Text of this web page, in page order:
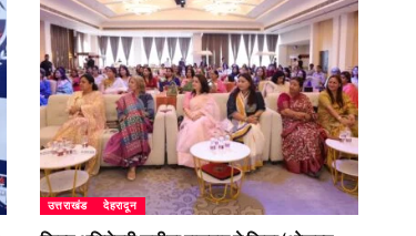
उत्तराखंड देहरादून